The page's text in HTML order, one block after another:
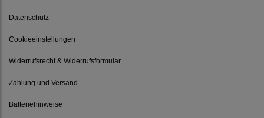
Datenschutz
Cookieeinstellungen
Widerrufsrecht & Widerrufsformular
Zahlung und Versand
Batteriehinweise